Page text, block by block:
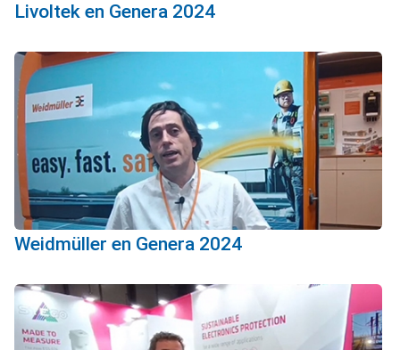
Livoltek en Genera 2024
Weidmüller en Genera 2024